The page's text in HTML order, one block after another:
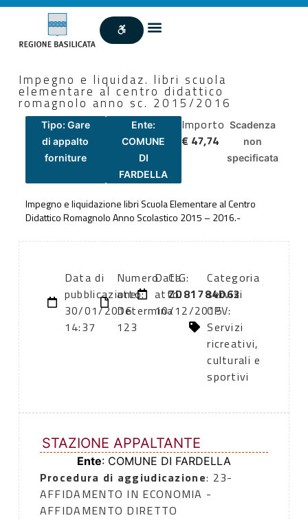
Impegno e liquidaz. libri scuola
elementare al centro didattico
romagnolo anno sc. 2015/2016
Tipo: Gare
di appalto
forniture
Ente:
COMUNE
DI
FARDELLA
Importo
€ 47,74
Scadenza
non
specificata
Impegno e liquidazione libri Scuola Elementare al Centro
Didattico Romagnolo Anno Scolastico 2015 – 2016.-
Data di
pubblicazione:
30/01/2016
14:37
Numero
atto:
Determina
123
Data
atto:
10/12/2015
CIG:
ZD81784D63
Categoria
servizi
CPV:
Servizi
ricreativi,
culturali e
sportivi
STAZIONE APPALTANTE
Ente: COMUNE DI FARDELLA
Procedura di aggiudicazione: 23-
AFFIDAMENTO IN ECONOMIA -
AFFIDAMENTO DIRETTO